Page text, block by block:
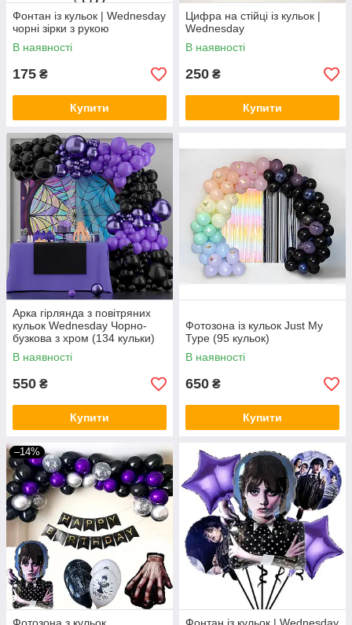
Фонтан із кульок | Wednesday
чорні зірки з рукою
В наявності
175 ₴
Купити
Цифра на стійці із кульок |
Wednesday
В наявності
250 ₴
Купити
Арка гірлянда з повітряних
кульок Wednesday Чорно-
бузкова з хром (134 кульки)
В наявності
550 ₴
Купити
Фотозона із кульок Just My
Type (95 кульок)
В наявності
650 ₴
Купити
–14%